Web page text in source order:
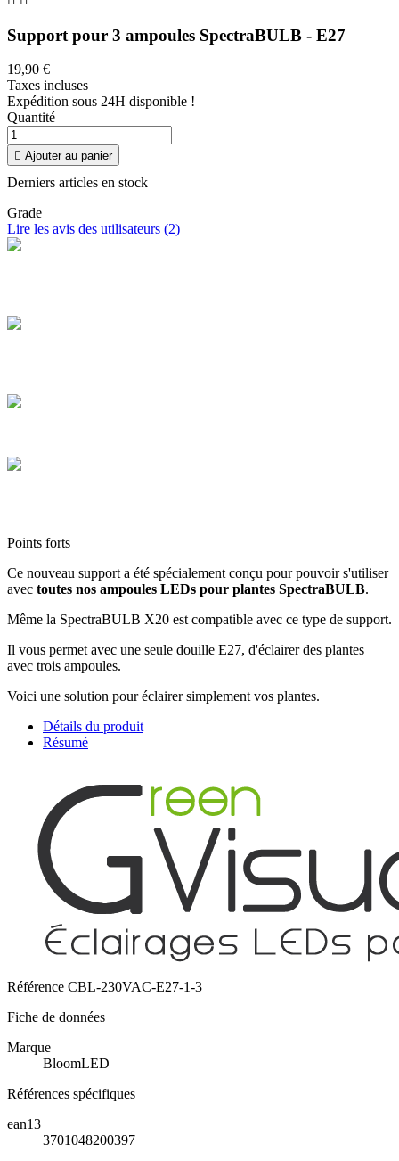
Support pour 3 ampoules SpectraBULB - E27
19,90 €
Taxes incluses
Expédition sous 24H disponible !
Quantité
 Ajouter au panier
Derniers articles en stock
Grade
Lire les avis des utilisateurs (2)
Points forts
Ce nouveau support a été spécialement conçu pour pouvoir s'utiliser
avec toutes nos ampoules LEDs pour plantes SpectraBULB.
Même la SpectraBULB X20 est compatible avec ce type de support.
Il vous permet avec une seule douille E27, d'éclairer des plantes
avec trois ampoules.
Voici une solution pour éclairer simplement vos plantes.
Détails du produit
Résumé
Référence CBL-230VAC-E27-1-3
Fiche de données
Marque
BloomLED
Références spécifiques
ean13
3701048200397